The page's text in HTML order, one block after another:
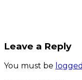
Leave a Reply
You must be